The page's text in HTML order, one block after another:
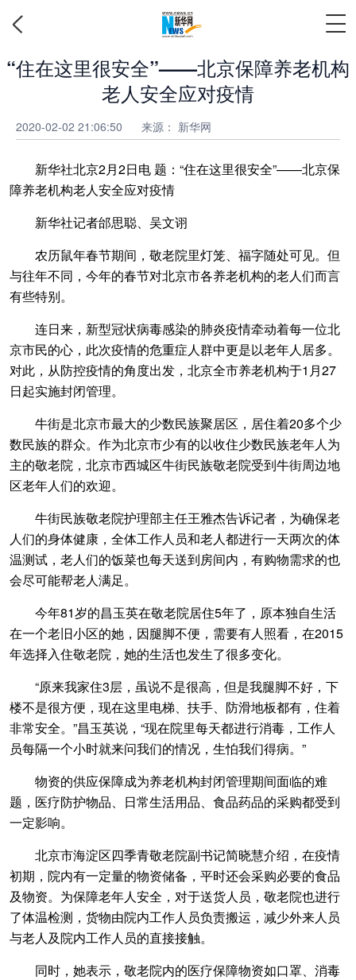
“住在这里很安全”——北京保障养老机构
老人安全应对疫情
2020-02-02 21:06:50 来源： 新华网
新华社北京2月2日电 题：“住在这里很安全”——北京保
障养老机构老人安全应对疫情
新华社记者邰思聪、吴文诩
农历鼠年春节期间，敬老院里灯笼、福字随处可见。但
与往年不同，今年的春节对北京市各养老机构的老人们而言
有些特别。
连日来，新型冠状病毒感染的肺炎疫情牵动着每一位北
京市民的心，此次疫情的危重症人群中更是以老年人居多。
对此，从防控疫情的角度出发，北京全市养老机构于1月27
日起实施封闭管理。
牛街是北京市最大的少数民族聚居区，居住着20多个少
数民族的群众。作为北京市少有的以收住少数民族老年人为
主的敬老院，北京市西城区牛街民族敬老院受到牛街周边地
区老年人们的欢迎。
牛街民族敬老院护理部主任王雅杰告诉记者，为确保老
人们的身体健康，全体工作人员和老人都进行一天两次的体
温测试，老人们的饭菜也每天送到房间内，有购物需求的也
会尽可能帮老人满足。
今年81岁的昌玉英在敬老院居住5年了，原本独自生活
在一个老旧小区的她，因腿脚不便，需要有人照看，在2015
年选择入住敬老院，她的生活也发生了很多变化。
“原来我家住3层，虽说不是很高，但是我腿脚不好，下
楼不是很方便，现在这里电梯、扶手、防滑地板都有，住着
非常安全。”昌玉英说，“现在院里每天都进行消毒，工作人
员每隔一个小时就来问我们的情况，生怕我们得病。”
物资的供应保障成为养老机构封闭管理期间面临的难
题，医疗防护物品、日常生活用品、食品药品的采购都受到
一定影响。
北京市海淀区四季青敬老院副书记简晓慧介绍，在疫情
初期，院内有一定量的物资储备，平时还会采购必要的食品
及物资。为保障老年人安全，对于送货人员，敬老院也进行
了体温检测，货物由院内工作人员负责搬运，减少外来人员
与老人及院内工作人员的直接接触。
同时，她表示，敬老院内的医疗保障物资如口罩、消毒